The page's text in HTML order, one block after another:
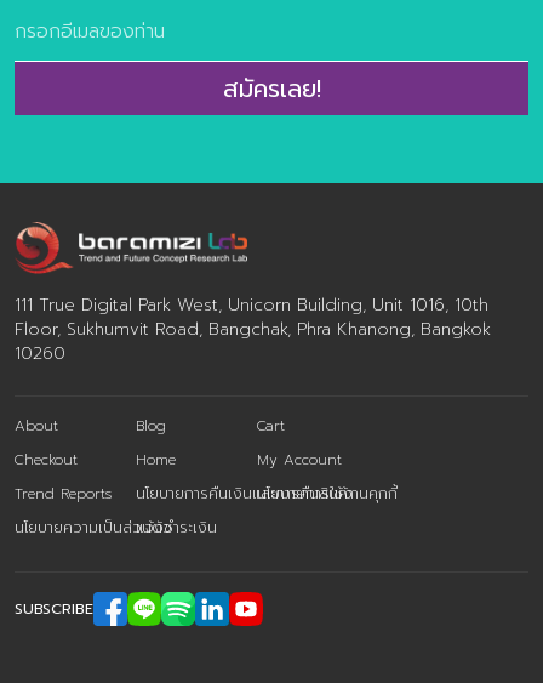
Partner รับส่วนลดทันที 10% ถึงวันที่ 30 กันยายน 2565 ค
ลิ๊กที่นี่ >> https://lin.ee/1JZO7Nc
—————————————— ติดต่อสอบถามเพิ่มเติมได้ที่
ช่องทางด้านล่างนี้ : FACEBOOK : ศูนย์วิจัยเทรนด์และคอน
สมัครเลย!
111 True Digital Park West, Unicorn Building, Unit 1016, 10th
Floor, Sukhumvit Road, Bangchak, Phra Khanong, Bangkok
10260
About Blog
Cart
Checkout
Home
My Account
Trend Reports
นโยบายการคืนเงินและการคืนสินค้า
นโยบายการใช้งานคุกกี้
นโยบายความเป็นส่วนตัวแจ้งชำระเงิน
SUBSCRIBE